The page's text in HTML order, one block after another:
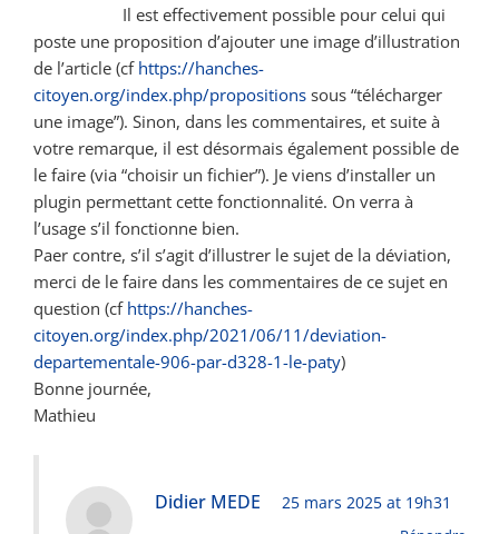
Il est effectivement possible pour celui qui
poste une proposition d’ajouter une image d’illustration
de l’article (cf https://hanches-
citoyen.org/index.php/propositions sous “télécharger
une image”). Sinon, dans les commentaires, et suite à
votre remarque, il est désormais également possible de
le faire (via “choisir un fichier”). Je viens d’installer un
plugin permettant cette fonctionnalité. On verra à
l’usage s’il fonctionne bien.
Paer contre, s’il s’agit d’illustrer le sujet de la déviation,
merci de le faire dans les commentaires de ce sujet en
question (cf https://hanches-
citoyen.org/index.php/2021/06/11/deviation-
departementale-906-par-d328-1-le-paty)
Bonne journée,
Mathieu
Didier MEDE 25 mars 2025 at 19h31